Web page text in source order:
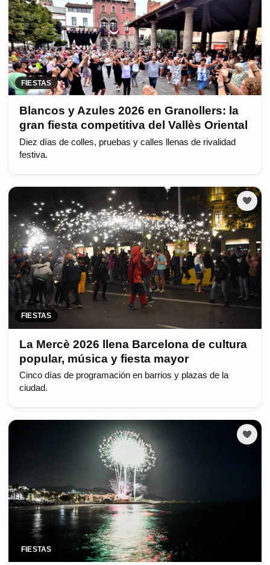
FIESTAS
Blancos y Azules 2026 en Granollers: la
gran fiesta competitiva del Vallès Oriental
Diez días de colles, pruebas y calles llenas de rivalidad
festiva.
FIESTAS
La Mercè 2026 llena Barcelona de cultura
popular, música y fiesta mayor
Cinco días de programación en barrios y plazas de la
ciudad.
FIESTAS